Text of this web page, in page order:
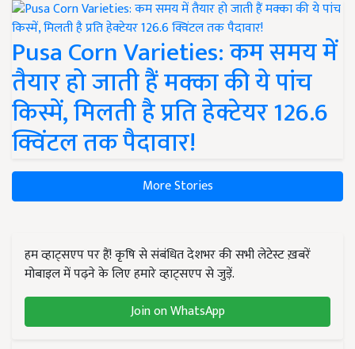
Pusa Corn Varieties: कम समय में
तैयार हो जाती हैं मक्का की ये पांच
किस्में, मिलती है प्रति हेक्टेयर 126.6
क्विंटल तक पैदावार!
More Stories
हम व्हाट्सएप पर हैं! कृषि से संबंधित देशभर की सभी लेटेस्ट ख़बरें
मोबाइल में पढ़ने के लिए हमारे व्हाट्सएप से जुड़ें.
Join on WhatsApp